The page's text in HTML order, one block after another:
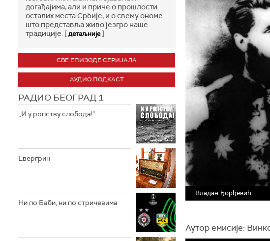
догађајима, али и приче о прошлости
осталих места Србије, и о свему ономе
што представља живо језгро наше
традиције. [детаљније]
СВЕ ЕПИЗОДЕ СЕРИЈАЛА
АУДИО ПОДКАСТ
РАДИО БЕОГРАД 1
,,И у ропству слобода!“
Евергрин
Ни по Баби, ни по стричевима
Владан Ђорђевић
Аутор емисије: